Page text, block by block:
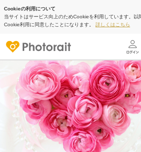
Cookieの利用について
当サイトはサービス向上のためCookieを利用しています。以
Cookie利用に同意したことになります。 詳しくはこちら